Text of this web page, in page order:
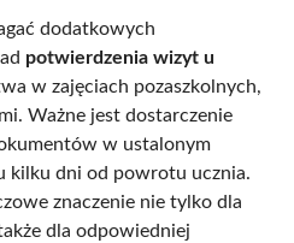
dodatkowych
potwierdzenia wizyt u
w zajęciach pozaszkolnych,
Ważne jest dostarczenie
w ustalonym
kilku dni od powrotu ucznia.
znaczenie nie tylko dla
dla odpowiedniej